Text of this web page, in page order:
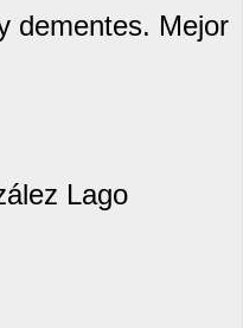
dementes. Mejor
Lago